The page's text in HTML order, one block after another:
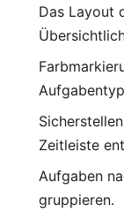
Das Layout
Zeitleiste
Aufgaben
gruppieren.